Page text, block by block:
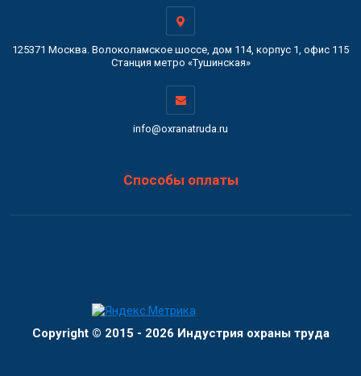
125371 Москва. Волоколамское шоссе, дом 114, корпус 1, офис 115
Станция метро «Тушинская»
info@oxranatruda.ru
Способы оплаты
Copyright © 2015 - 2026 Индустрия охраны труда